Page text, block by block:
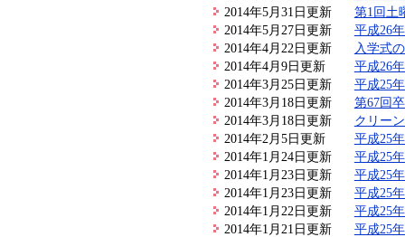
2014年5月31日更新
第1回土
2014年5月27日更新
平成26
2014年4月22日更新
入学式
2014年4月9日更新
平成26
2014年3月25日更新
平成25
2014年3月18日更新
第67回
2014年3月18日更新
クリー
2014年2月5日更新
平成25
2014年1月24日更新
平成25
2014年1月23日更新
平成25
2014年1月23日更新
平成25
2014年1月22日更新
平成25
2014年1月21日更新
平成25